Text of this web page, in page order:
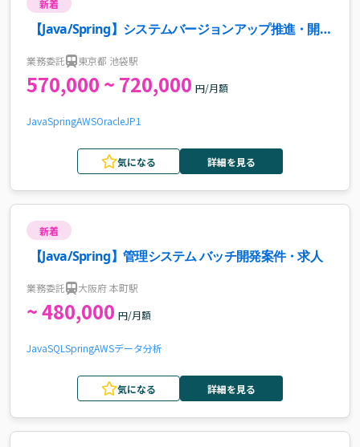
新着
【Java/Spring】システムバージョンアップ推進・開発
業務委託 東京都 池袋駅
570,000 ~ 720,000 円/月額
JavaSpringAWSOracleJP1
気になる 詳細を見る
新着
【Java/Spring】管理システム バッチ開発案件・求人
業務委託 大阪府 本町駅
~ 480,000 円/月額
JavaSQL SpringAWSデータ分析
気になる 詳細を見る